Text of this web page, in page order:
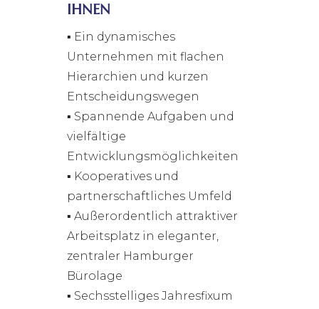
IHNEN
▪ Ein dynamisches
Unternehmen mit flachen
Hierarchien und kurzen
Entscheidungswegen
▪ Spannende Aufgaben und
vielfältige
Entwicklungsmöglichkeiten
▪ Kooperatives und
partnerschaftliches Umfeld
▪ Außerordentlich attraktiver
Arbeitsplatz in eleganter,
zentraler Hamburger
Bürolage
▪ Sechsstelliges Jahresfixum